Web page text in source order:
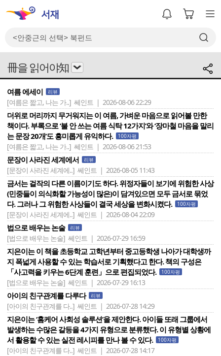
冊을 읽어야知
여름 에세이 리뷰
[여름은 짧고, 나는 가..] 쎄인트 | 2026-08-06 22:29
더위로 머리까지 무거워지는 이 여름, 가벼운 마음으로 읽어볼 만한
책이다. 부록으로 ‘불 안 쓰는 여름 식탁 12가지’와 ‘장마철 마음을 말리
는 문장 20개’도 흥미롭게 유익하다.
100자평
[여름은 짧고, 나는 가..] 쎄인트 | 2026-08-06 21:53
문장이 사라진 세계에서 리뷰
[문장이 사라진 세계에..] 쎄인트 | 2026-08-05 11:43
금서는 걸작의 다른 이름이기도 하다. 위정자들이 보기에 위험한 사상
(민중들이 의식화할 가능성이 많은)이 담겨있으면 모두 금서로 묶었
다. 그러나 그 위험한 사상들이 결국 세상을 변화시켰다.
100자평
[문장이 사라진 세계에..] 쎄인트 | 2026-08-04 22:09
법으로 배우는 논술 리뷰
[법으로 배우는 논술] 쎄인트 | 2026-07-29 16:59
지은이는 이 책을 초등학교 고학년부터 중고등학생 나아가 대학생까
지 폭넓게 사용할 수 있는 학습서로 기획했다고 한다. 책의 구성은
「사고력을 키우는 6단계 훈련」으로 편집되었다.
100자평
[법으로 배우는 논술] 쎄인트 | 2026-07-29 16:13
아이의 친구관계를 다루다 리뷰
[아이의 친구관계를 다..] 쎄인트 | 2026-07-28 14:29
지은이는 ‘홈케어 사회성 솔루션’을 제안한다. 아이들 또래 그룹에서
발생하는 수많은 갈등을 4가지 유형으로 분류했다. 이 유형별 상황에
서 활용할 수 있는 실전 레시피를 만나 볼 수 있다.
100자평
[아이의 친구관계를 다..] 쎄인트 | 2026-07-28 14:17